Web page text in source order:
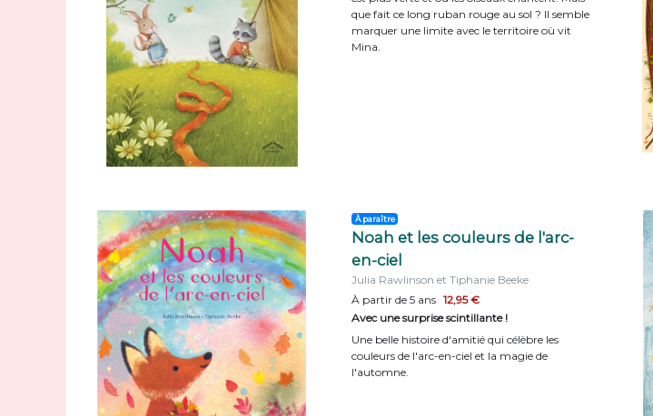
que fait ce long ruban rouge au sol ? Il semble
marquer une limite avec le territoire où vit
Mina.
À paraître
Noah et les couleurs de l'arc-
en-ciel
Julia Rawlinson et Tiphanie Beeke
À partir de 5 ans 12,95 €
Avec une surprise scintillante !
Une belle histoire d'amitié qui célèbre les
couleurs de l'arc-en-ciel et la magie de
l'automne.